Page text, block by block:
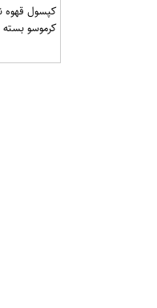
کپسول قهوه
کرموسو بسته 10 عددی